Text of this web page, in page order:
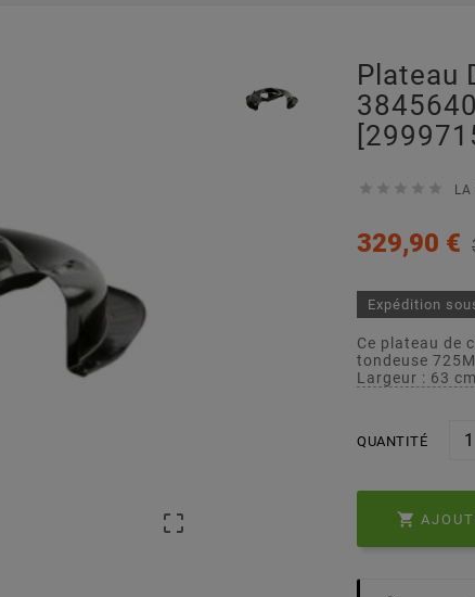

Plateau
     LA
329,90 €
Expédition
Ce plateau de
tondeuse
Largeur : 63 cm
QUANTITÉ
